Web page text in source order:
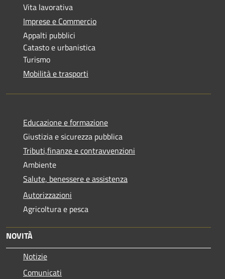
Vita lavorativa
Imprese e Commercio
Appalti pubblici
Catasto e urbanistica
Turismo
Mobilità e trasporti
Educazione e formazione
Giustizia e sicurezza pubblica
Tributi,finanze e contravvenzioni
Ambiente
Salute, benessere e assistenza
Autorizzazioni
Agricoltura e pesca
NOVITÀ
Notizie
Comunicati